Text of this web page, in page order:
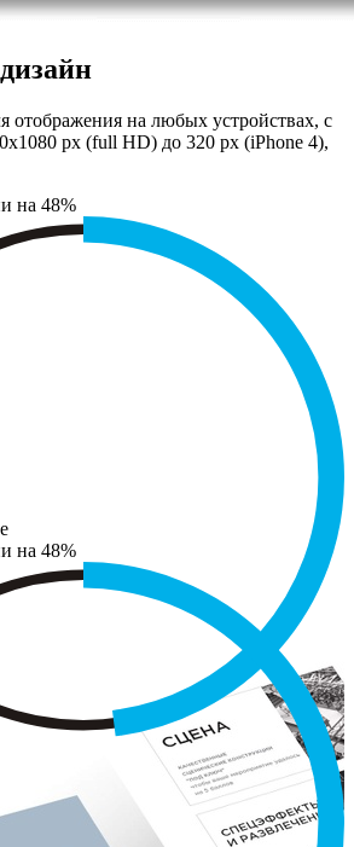
отображения на любых устройствах, с
px (full HD) до 320 px (iPhone 4),
на 48%
на 48%